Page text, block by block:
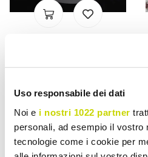
Uso responsabile dei dati
Noi e i nostri 1022 partner
personali, ad esempio il vostro
tecnologie come i cookie per
Pia embutida em Fire Clay
Made in Italy - Erioli
€ 1.248,55 € 1.560,69 - 20%